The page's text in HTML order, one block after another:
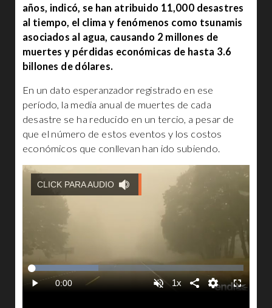
años, indicó, se han atribuido 11,000 desastres
al tiempo, el clima y fenómenos como tsunamis
asociados al agua, causando 2 millones de
muertes y pérdidas económicas de hasta 3.6
billones de dólares.
En un dato esperanzador registrado en ese
período, la media anual de muertes de cada
desastre se ha reducido en un tercio, a pesar de
que el número de estos eventos y los costos
económicos que conllevan han ido subiendo.